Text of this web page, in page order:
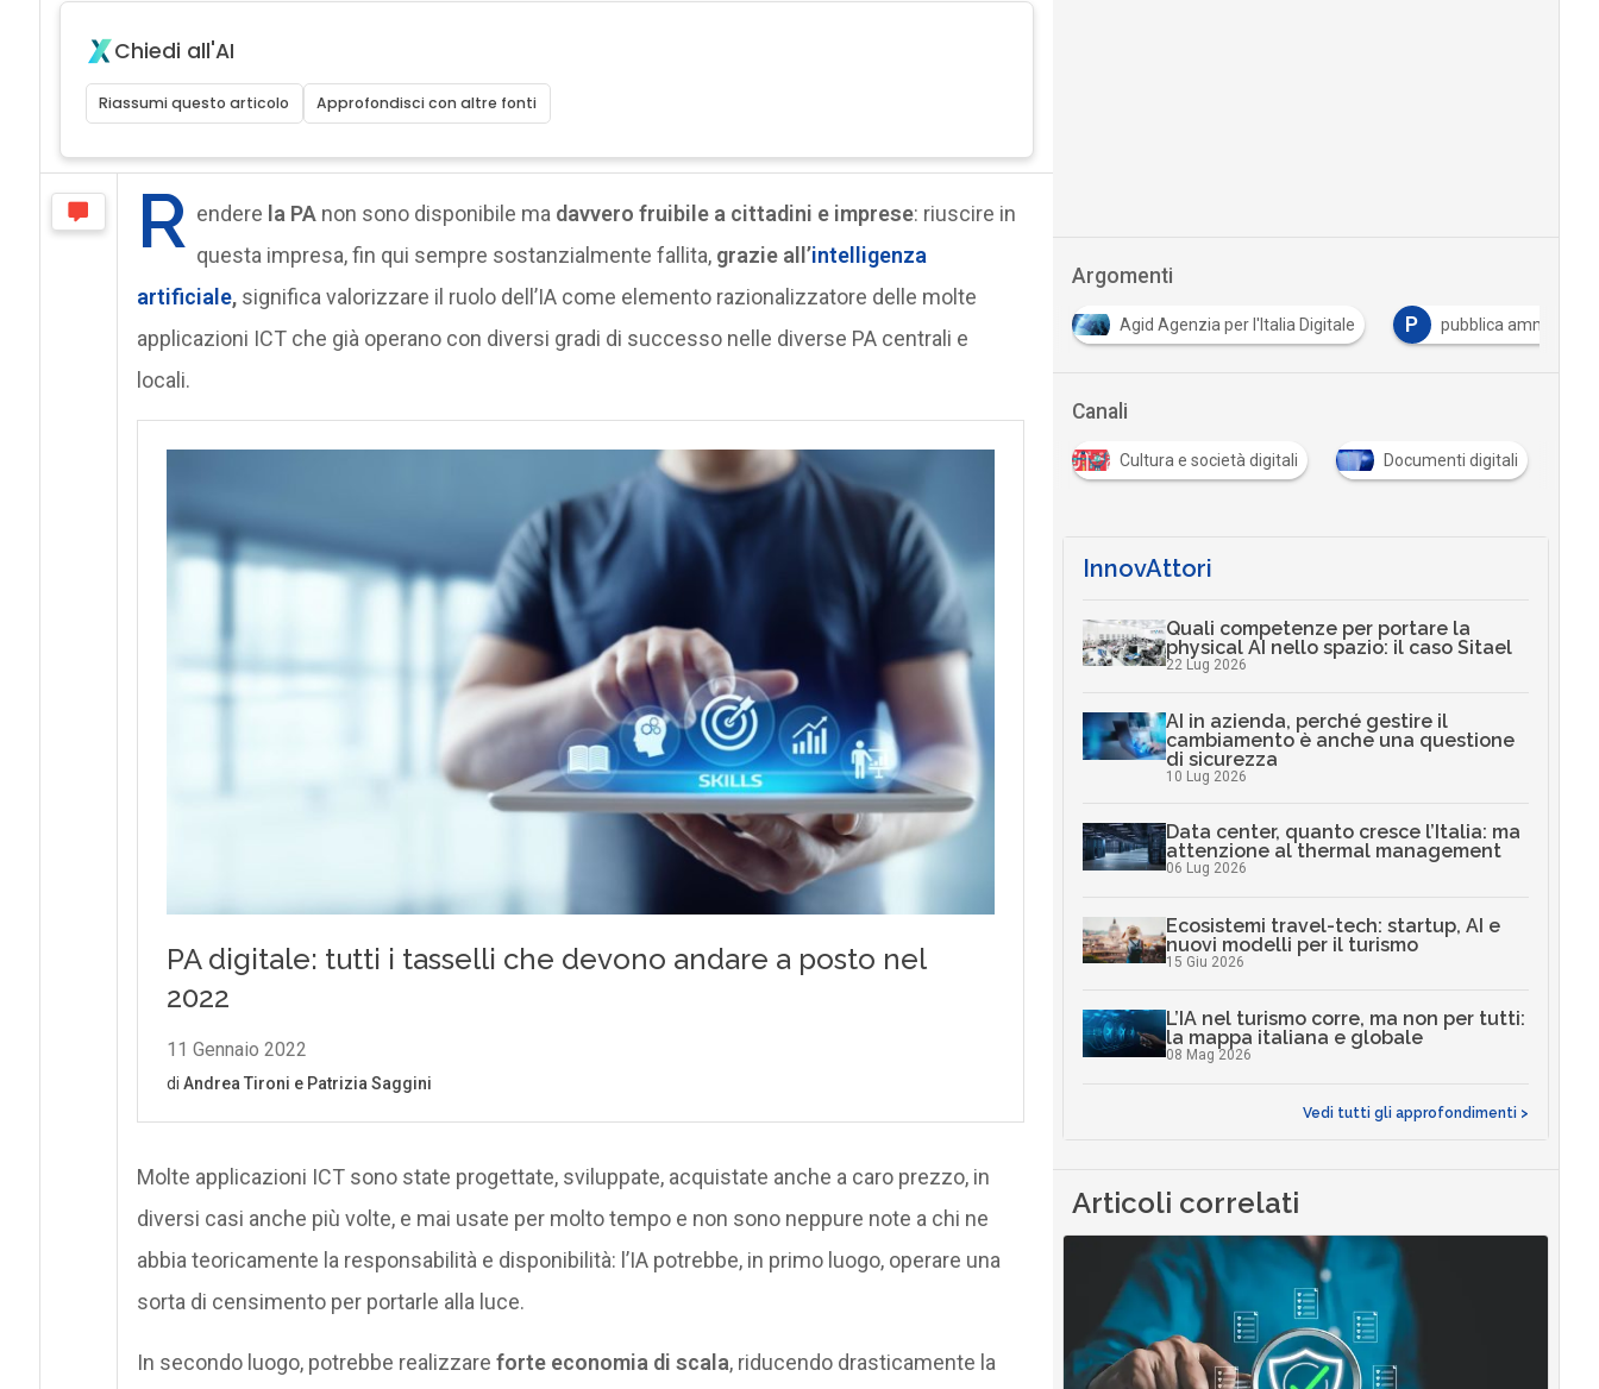
Chiedi all'AI
Riassumi questo articolo Approfondisci con altre fonti
R endere la PAnon sono disponibile ma davvero fruibile a cittadini e imprese: riuscire in
questa impresa, fin qui sempre sostanzialmente fallita, grazie all’intelligenza
artificiale,significa valorizzare il ruolo dell’IA come elemento razionalizzatore delle molte
applicazioni ICT che già operano con diversi gradi di successo nelle diverse PA centrali e
locali.
Molte applicazioni ICT sono state progettate, sviluppate, acquistate anche a caro prezzo, in
diversi casi anche più volte, e mai usate per molto tempo e non sono neppure note a chi ne
abbia teoricamente la responsabilità e disponibilità: l’IA potrebbe, in primo luogo, operare una
sorta di censimento per portarle alla luce.
In secondo luogo, potrebbe realizzare forte economia di scala, riducendo drasticamente la
Argomenti
Agid Agenzia per l'Italia Digitale P pubblica
Canali
Cultura e società digitali Documenti digitali
InnovAttori
Quali competenze per portare la
physical AI nello spazio: il caso Sitael
22 Lug 2026
AI in azienda, perché gestire il
cambiamento è anche una questione
di sicurezza
10 Lug 2026
Data center, quanto cresce l’Italia: ma
attenzione al thermal management
06 Lug 2026
Ecosistemi travel-tech: startup, AI e
nuovi modelli per il turismo
15 Giu 2026
L’IA nel turismo corre, ma non per tutti:
la mappa italiana e globale
08 Mag 2026
Vedi tutti gli approfondimenti >
Articoli correlati